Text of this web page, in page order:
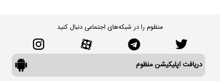
منظوم را در شبکه‌های اجتماعی دنبال کنید
دریافت اپلیکیشن منظوم